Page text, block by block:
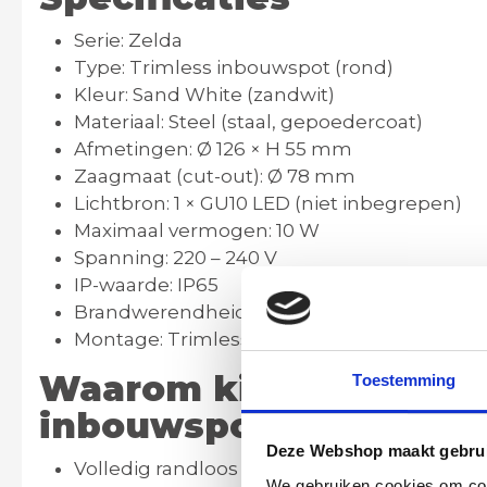
Toestemming
Deze Webshop maakt
Serie: Zelda
Type: Trimless inbouwspot (rond)
Kleur: Sand White (zandwit)
Materiaal: Steel (staal, gepoedercoat)
Afmetingen: Ø 126 × H 55 mm
Zaagmaat (cut-out): Ø 78 mm
Lichtbron: 1 × GU10 LED (niet inbegrepen)
Maximaal vermogen: 10 W
Spanning: 220 – 240 V
IP-waarde: IP65
Brandwerendheid:
Getest 30 / 60 / 90
Montage: Trimless – volledig randloos
Waarom kiezen voor
inbouwspot – Sand
Volledig randloos design voor een